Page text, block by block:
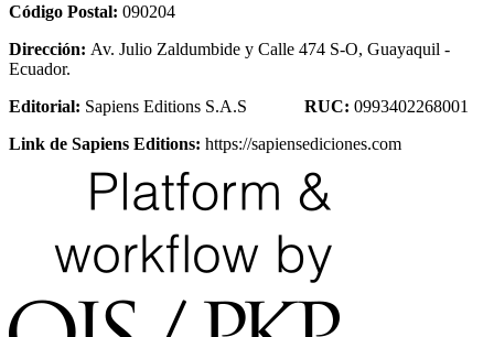
Código Postal: 090204
Dirección: Av. Julio Zaldumbide y Calle 474 S-O, Guayaquil -
Ecuador.
Editorial: Sapiens Editions S.A.S RUC: 0993402268001
Link de Sapiens Editions: https://sapiensediciones.com